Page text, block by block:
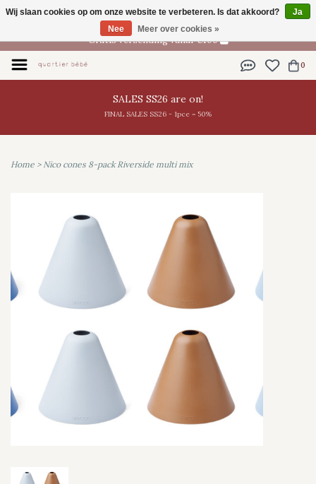
NL
Gratis verzending vanaf €100
0
SALES SS26 are on!
FINAL SALES SS26 - 1pce = 50%
Home > Nico cones 8-pack Riverside multi mix
Wij slaan cookies op om onze website te verbeteren. Is dat akkoord?
Ja
Nee
Meer over cookies »